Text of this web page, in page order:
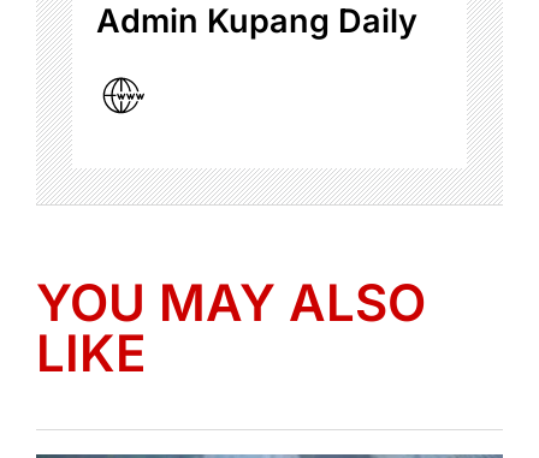
Admin Kupang Daily
YOU MAY ALSO
LIKE